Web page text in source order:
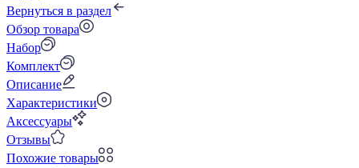
Вернуться в раздел
Обзор товара
Набор
Комплект
Описание
Характеристики
Аксессуары
Отзывы
Похожие товары